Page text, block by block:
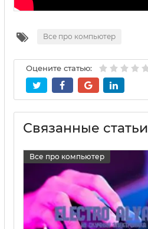
Все про компьютер
Оцените статью:
Связанные статьи
Все про компьютер